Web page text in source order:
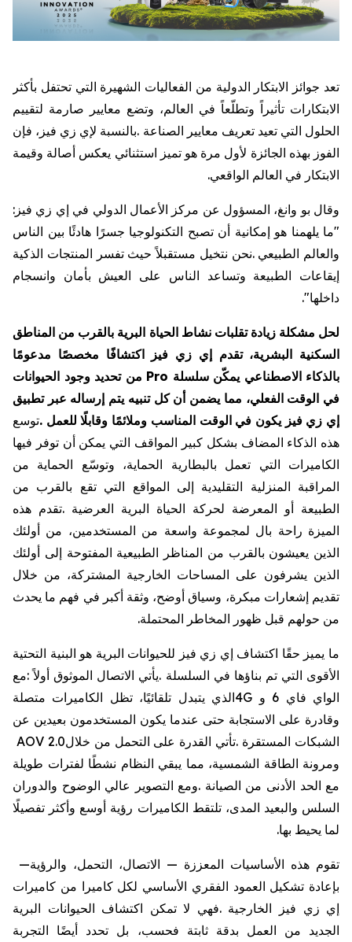
تعد جوائز الابتكار الدولية من الفعاليات الشهيرة التي تحتفل بأكثر
الابتكارات تأثيراً وتطلّعاً في العالم، وتضع معايير صارمة لتقييم
الحلول التي تعيد تعريف معايير الصناعة .بالنسبة لإي زي فيز، فإن
الفوز بهذه الجائزة لأول مرة هو تميز استثنائي يعكس أصالة وقيمة
الابتكار في العالم الواقعي.
وقال بو وانغ، المسؤول عن مركز الأعمال الدولي في إي زي فيز :
"ما يلهمنا هو إمكانية أن تصبح التكنولوجيا جسرًا هادئًا بين الناس
والعالم الطبيعي .نحن نتخيل مستقبلاً حيث تفسر المنتجات الذكية
إيقاعات الطبيعة وتساعد الناس على العيش بأمان وانسجام
داخلها."
لحل مشكلة زيادة تقلبات نشاط الحياة البرية بالقرب من المناطق
السكنية البشرية، تقدم إي زي فيز اكتشافًا مخصصًا مدعومًا
بالذكاء الاصطناعي يمكّن سلسلة Pro من تحديد وجود الحيوانات
في الوقت الفعلي، مما يضمن أن كل تنبيه يتم إرساله عبر تطبيق
إي زي فيز يكون في الوقت المناسب وملائمًا وقابلًا للعمل .توسع
هذه الذكاء المضاف بشكل كبير المواقف التي يمكن أن توفر فيها
الكاميرات التي تعمل بالبطارية الحماية، وتوسّع الحماية من
المراقبة المنزلية التقليدية إلى المواقع التي تقع بالقرب من
الطبيعة أو المعرضة لحركة الحياة البرية العرضية .تقدم هذه
الميزة راحة بال لمجموعة واسعة من المستخدمين، من أولئك
الذين يعيشون بالقرب من المناظر الطبيعية المفتوحة إلى أولئك
الذين يشرفون على المساحات الخارجية المشتركة، من خلال
تقديم إشعارات مبكرة، وسياق أوضح، وثقة أكبر في فهم ما يحدث
من حولهم قبل ظهور المخاطر المحتملة.
ما يميز حقًا اكتشاف إي زي فيز للحيوانات البرية هو البنية التحتية
الأقوى التي تم بناؤها في السلسلة .يأتي الاتصال الموثوق أولاً:مع
الواي فاي 6 و 4Gالذي يتبدل تلقائيًا، تظل الكاميرات متصلة
وقادرة على الاستجابة حتى عندما يكون المستخدمون بعيدين عن
الشبكات المستقرة .تأتي القدرة على التحمل من خلالAOV 2.0
ومرونة الطاقة الشمسية، مما يبقي النظام نشطًا لفترات طويلة
مع الحد الأدنى من الصيانة .ومع التصوير عالي الوضوح والدوران
السلس والبعيد المدى، تلتقط الكاميرات رؤية أوسع وأكثر تفصيلًا
لما يحيط بها.
تقوم هذه الأساسيات المعززة — الاتصال، التحمل، والرؤية—
بإعادة تشكيل العمود الفقري الأساسي لكل كاميرا من كاميرات
إي زي فيز الخارجية .فهي لا تمكن اكتشاف الحيوانات البرية
الجديد من العمل بدقة ثابتة فحسب، بل تحدد أيضًا التجربة